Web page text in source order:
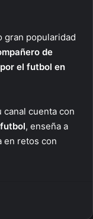
gran popularidad
de
el futbol en
cuenta con
, enseña a
en retos con